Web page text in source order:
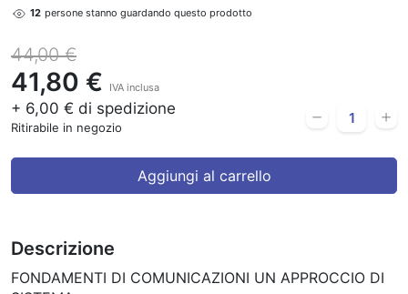
12 persone stanno guardando questo prodotto
44,00 €
41,80 € IVA inclusa
+ 6,00 € di spedizione
Ritirabile in negozio
Aggiungi al carrello
Descrizione
FONDAMENTI DI COMUNICAZIONI UN APPROCCIO DI